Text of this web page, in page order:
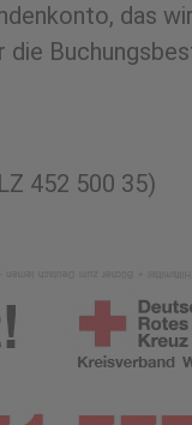
das
452 500 35)